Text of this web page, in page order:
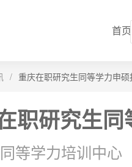
首页
/ 重庆在职研究生同等学力申硕
职研究生
等学力培训中心